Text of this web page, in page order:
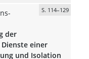
S. 114–129
der
einer
und Isolation